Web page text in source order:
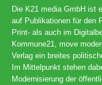
Die K21 media GmbH ist
auf Publikationen für den
Print- als auch im
Kommune21, move
Verlag ein breites
Im Mittelpunkt stehen
Modernisierung der